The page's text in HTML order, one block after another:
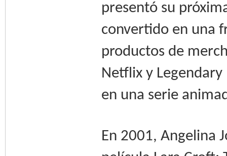
presentó su
convertido en una
productos de
Netflix y
en una serie
En 2001, Angelina